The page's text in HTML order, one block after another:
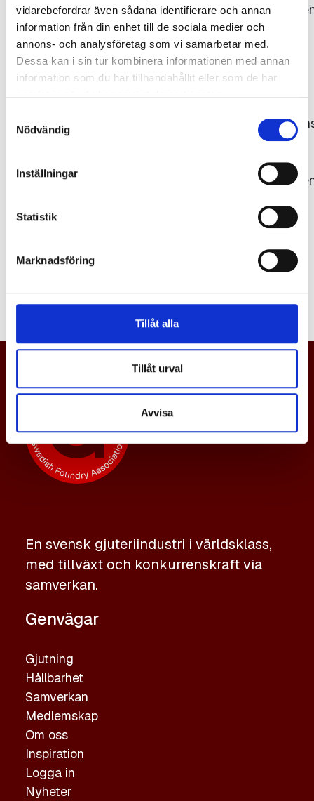
vidarebefordrar även sådana identifierare och annan
information från din enhet till de sociala medier och
annons- och analysföretag som vi samarbetar med.
Dessa kan i sin tur kombinera informationen med annan
information som du har tillhandahållit eller som de har
Nödvändig
Inställningar
Statistik
Marknadsföring
Tillåt alla
Tillåt urval
Avvisa
respektive
fotograf.
Källan ska
uppges,
fotografens/
företagets
En svensk gjuteriindustri i världsklass,
med tillväxt och konkurrenskraft via
samverkan.
Genvägar
Gjutning
Hållbarhet
Samverkan
Medlemskap
Om oss
Inspiration
Logga in
Nyheter